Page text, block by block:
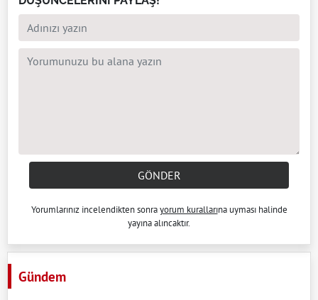
GÖNDER
Yorumlarınız incelendikten sonrayorum kurallarına uyması halinde
yayına alıncaktır.
Gündem